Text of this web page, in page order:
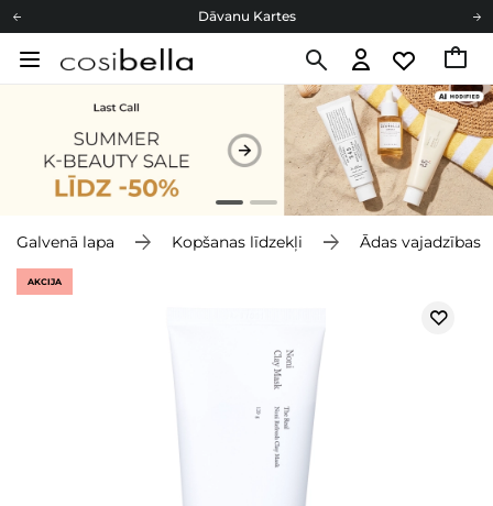
Dāvanu Kartes
Cosibella lojalitātes programma
Galvenā lapa Kopšanas līdzekļi Ādas vajadzības
AKCIJA